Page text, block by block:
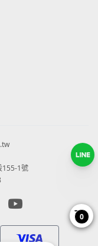
155-1號
pageYoutube page
0